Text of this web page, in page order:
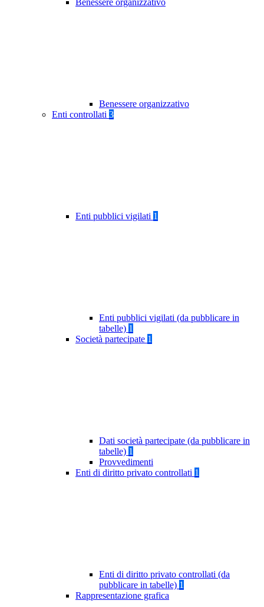
Benessere organizzativo
Benessere organizzativo
Enti controllati 3
Enti pubblici vigilati 1
Enti pubblici vigilati (da pubblicare in
tabelle) 1
Società partecipate 1
Dati società partecipate (da pubblicare in
tabelle) 1
Provvedimenti
Enti di diritto privato controllati 1
Enti di diritto privato controllati (da
pubblicare in tabelle) 1
Rappresentazione grafica